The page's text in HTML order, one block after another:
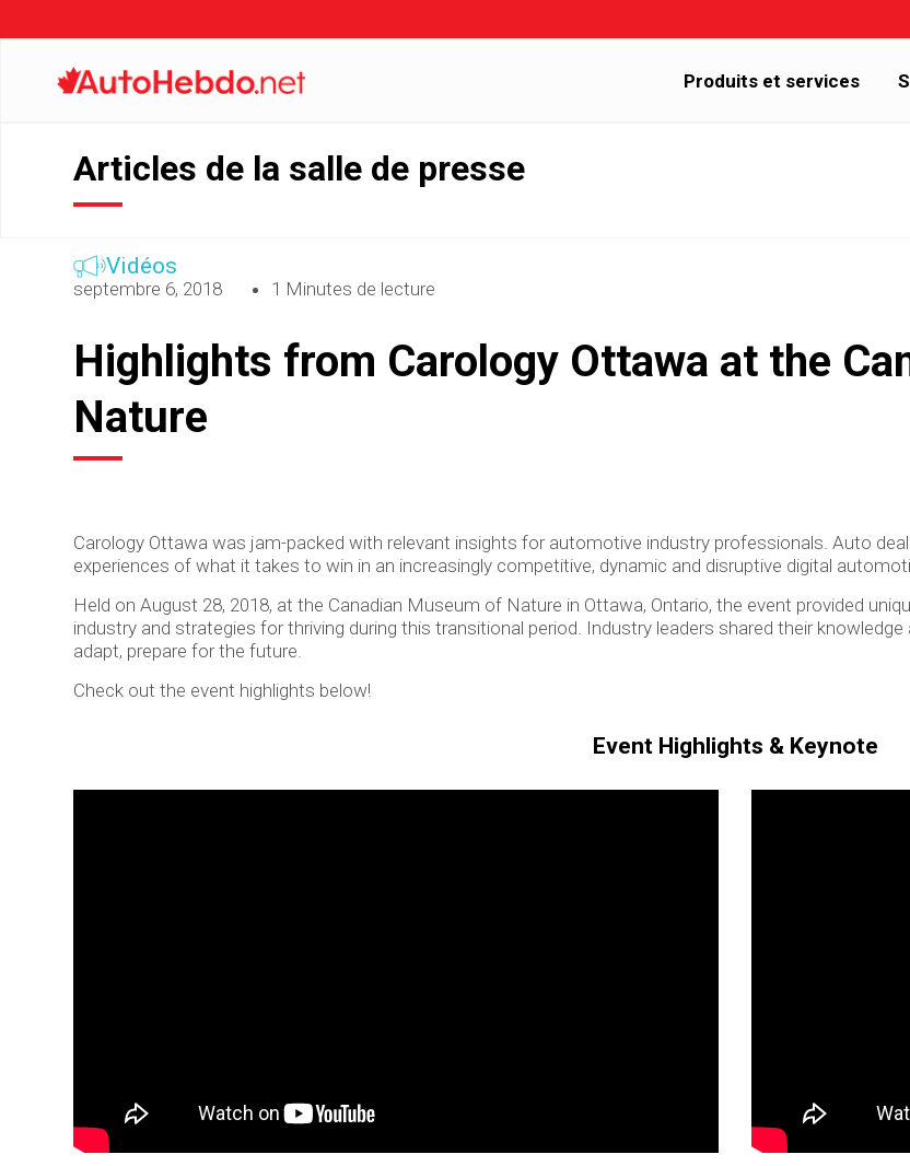
Produits et services
Articles de la salle de presse
Vidéos
septembre 6, 2018 1 Minutes de lecture
Highlights from Carology Ottawa at the
Nature
Carology Ottawa was jam-packed with relevant insights for automotive industry professionals. Auto
experiences of what it takes to win in an increasingly competitive, dynamic and disruptive digital
Held on August 28, 2018, at the Canadian Museum of Nature in Ottawa, Ontario, the event provided
industry and strategies for thriving during this transitional period. Industry leaders shared their
adapt, prepare for the future.
Check out the event highlights below!
Event Highlights & Keynote